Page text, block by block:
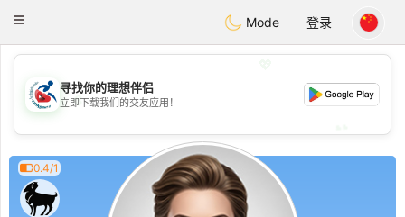
Handi Space
Toggle
Mode 登录
💖
💕
寻找你的理想伴侣
立即下载我们的交友应用！
0.4/1